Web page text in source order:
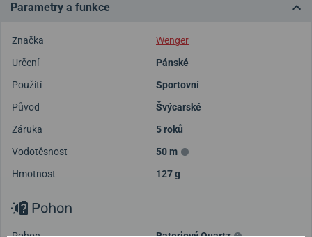
Parametry a funkce
Značka
Wenger
Určení
Pánské
Použití
Sportovní
Původ
Švýcarské
Záruka
5 roků
Vodotěsnost
50 m
Hmotnost
127 g
Pohon